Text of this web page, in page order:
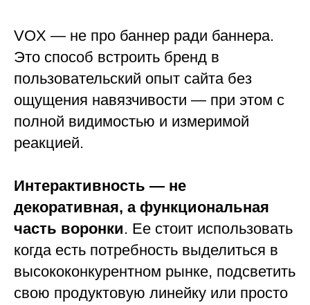
VOX — не про баннер ради баннера.
Это способ встроить бренд в
пользовательский опыт сайта без
ощущения навязчивости — при этом с
полной видимостью и измеримой
реакцией.
Интерактивность — не
декоративная, а функциональная
часть воронки. Ее стоит использовать
когда есть потребность выделиться в
высококонкурентном рынке, подсветить
свою продуктовую линейку или просто